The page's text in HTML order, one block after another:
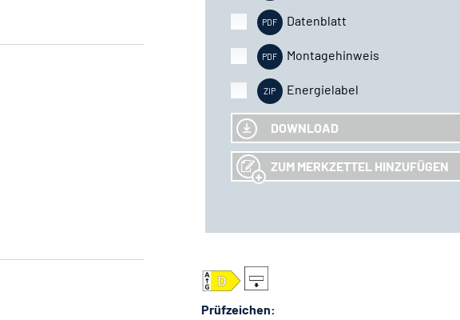
Datenblatt
Montagehinweis
Energielabel
DOWNLOAD
ZUM MERKZETTEL HINZUFÜGEN
Prüfzeichen: